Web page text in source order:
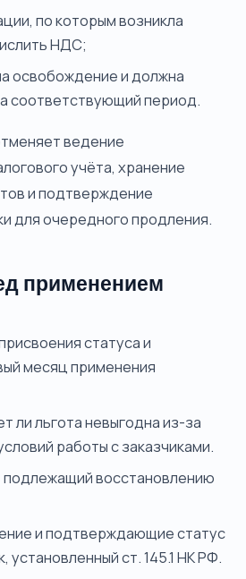
по которым возникла
НДС;
освобождение и должна
соответствующий период.
ведение
учёта, хранение
и подтверждение
для очередного продления.
применением
статуса и
месяц применения
ли льгота невыгодна из-за
работы с заказчиками.
восстановлению
и подтверждающие статус
установленный ст. 145.1 НК РФ.